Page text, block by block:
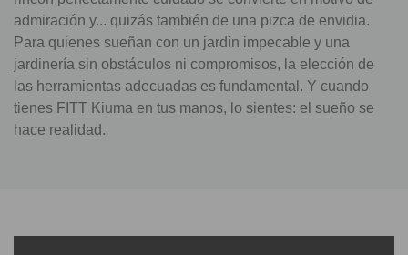
admiración y... quizás también de una pizca de envidia.
Para quienes sueñan con un jardín impecable y una
jardinería sin obstáculos ni compromisos, la elección de
las herramientas adecuadas es fundamental. Y cuando
tienes FITT Kiuma en tus manos, lo sientes: el sueño se
hace realidad.